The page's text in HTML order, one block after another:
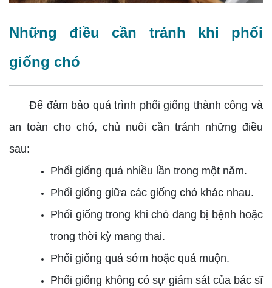
Những điều cần tránh khi phối
giống chó
Để đảm bảo quá trình phối giống thành công và
an toàn cho chó, chủ nuôi cần tránh những điều
sau:
Phối giống quá nhiều lần trong một năm.
Phối giống giữa các giống chó khác nhau.
Phối giống trong khi chó đang bị bệnh hoặc
trong thời kỳ mang thai.
Phối giống quá sớm hoặc quá muộn.
Phối giống không có sự giám sát của bác sĩ